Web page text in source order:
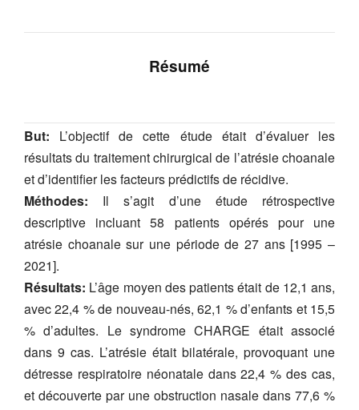
Résumé
But: L’objectif de cette étude était d’évaluer les
résultats du traitement chirurgical de l’atrésie choanale
et d’identifier les facteurs prédictifs de récidive.
Méthodes: Il s’agit d’une étude rétrospective
descriptive incluant 58 patients opérés pour une
atrésie choanale sur une période de 27 ans [1995 –
2021].
Résultats: L’âge moyen des patients était de 12,1 ans,
avec 22,4 % de nouveau-nés, 62,1 % d’enfants et 15,5
% d’adultes. Le syndrome CHARGE était associé
dans 9 cas. L’atrésie était bilatérale, provoquant une
détresse respiratoire néonatale dans 22,4 % des cas,
et découverte par une obstruction nasale dans 77,6 %